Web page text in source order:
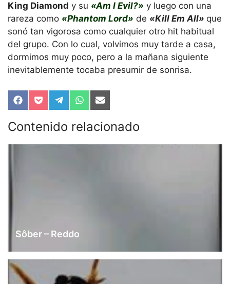
King Diamond y su «Am I Evil?» y luego con una
rareza como «Phantom Lord» de «Kill Em All» que
sonó tan vigorosa como cualquier otro hit habitual
del grupo. Con lo cual, volvimos muy tarde a casa,
dormimos muy poco, pero a la mañana siguiente
inevitablemente tocaba presumir de sonrisa.
Compartir
en
Facebook
Compartir
en
Pocket
Compartir
en
Telegram
Compartir
en
WhatsApp
Compartir
en
Email
Contenido relacionado
Sôber – Reddo